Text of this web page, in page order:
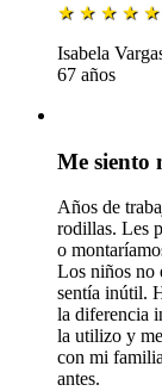
★ ★ ★ ★ ★
Isabela
67 años
Me siento
Años de
rodillas. Les
o
Los niños no
sentía inútil.
la diferencia
la utilizo y
con mi
antes.